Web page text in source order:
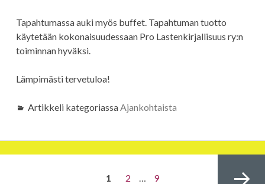
Tapahtumassa auki myös buffet. Tapahtuman tuotto
käytetään kokonaisuudessaan Pro Lastenkirjallisuus ry:n
toiminnan hyväksi.
Lämpimästi tervetuloa!
Artikkeli kategoriassa Ajankohtaista
SIVU
1 Sivu
2 … Sivu
9